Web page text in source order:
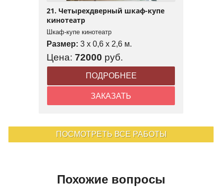
21. Четырехдверный шкаф-купе
кинотеатр
Шкаф-купе кинотеатр
Размер: 3 x 0,6 x 2,6 м.
Цена: 72000 руб.
ПОДРОБНЕЕ
ЗАКАЗАТЬ
ПОСМОТРЕТЬ ВСЕ РАБОТЫ
Похожие вопросы